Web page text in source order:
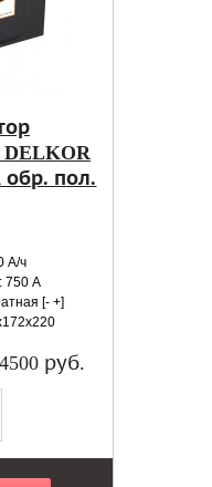
обр. пол.
А/ч
750 А
[- +]
руб.